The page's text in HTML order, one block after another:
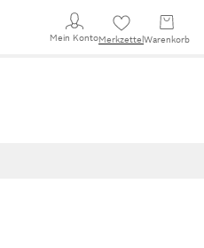
Mein KontoMerkzettel Warenkorb